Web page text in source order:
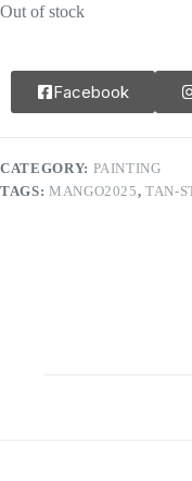
Out of stock
Facebook
CATEGORY: PAINTING
TAGS: MANGO2025,TAN-